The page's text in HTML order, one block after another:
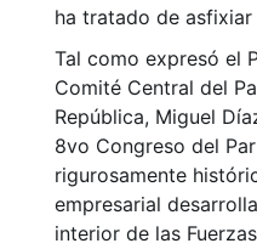
ha tratado de asfixiar
Tal como expresó el
Comité Central del
República, Miguel
8vo Congreso del
rigurosamente
empresarial
interior de las